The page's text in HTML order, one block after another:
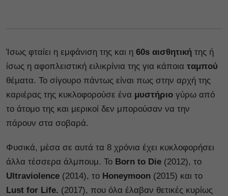
Ίσως φταίει η εμφάνιση της και η 60s αισθητική της ή
ίσως η αφοπλειστική ειλικρίνια της για κάποια ταμπού
θέματα. Το σίγουρο πάντως είναι πως στην αρχή της
καριέρας της κυκλοφορούσε ένα μυστήριο γύρω από
το άτομο της και μερικοί δεν μπορούσαν να την
πάρουν στα σοβαρά.
Φυσικά, μέσα σε αυτά τα 8 χρόνια έχει κυκλοφορήσει
άλλα τέσσερα άλμπουμ. Το Born to Die (2012), το
Ultraviolence (2014), το Honeymoon (2015) και το
Lust for Life. (2017), που όλα έλαβαν θετικές κυρίως